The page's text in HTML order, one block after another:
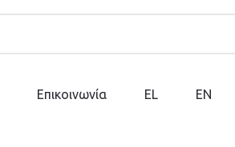
Επικοινωνία EL EN